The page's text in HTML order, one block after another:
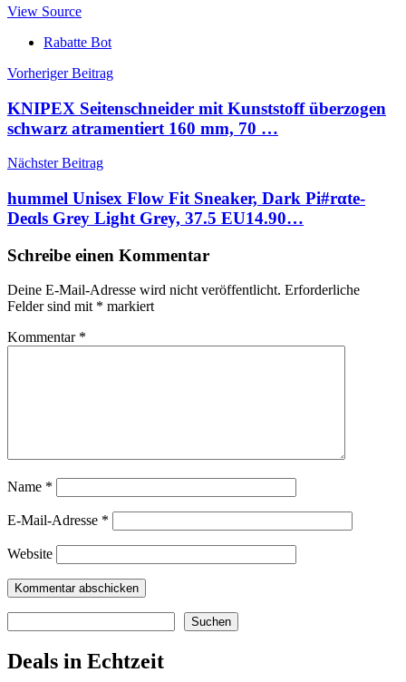
View Source
Rabatte Bot
Beitragsnavigation
Vorheriger Beitrag
KNIPEX Seitenschneider mit Kunststoff überzogen
schwarz atramentiert 160 mm, 70 …
Nächster Beitrag
hummel Unisex Flow Fit Sneaker, Dark Pi#rαtе-
Dеαls Grey Light Grey, 37.5 EU14.90…
Schreibe einen Kommentar
Deine E-Mail-Adresse wird nicht veröffentlicht. Erforderliche
Felder sind mit * markiert
Kommentar *
Name *
E-Mail-Adresse *
Website
Suchen
Deals in Echtzeit